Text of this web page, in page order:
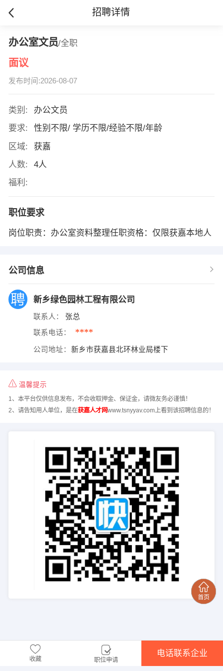
招聘详情
办公室文员/全职
面议
发布时间:2026-08-07
类别:
办公文员
要求:
性别不限/ 学历不限/经验不限/年龄
区域:
获嘉
人数:
4人
福利:
职位要求
岗位职责：办公室资料整理任职资格：仅限获嘉本地人
公司信息
新乡绿色园林工程有限公司
联系人： 张总
联系电话： ****
公司地址： 新乡市获嘉县北环林业局楼下
温馨提示
1、本平台仅供信息发布，不会收取押金、保证金，请微友务必谨慎！
2、请告知用人单位，是在获嘉人才网www.tsnyyav.com上看到该招聘信息的！
收藏 职位申请
电话联系企业